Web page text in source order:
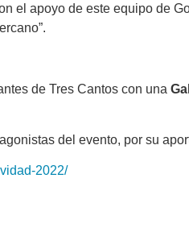
el apoyo de este equipo de
de Tres Cantos con una
del evento, por su
2022/